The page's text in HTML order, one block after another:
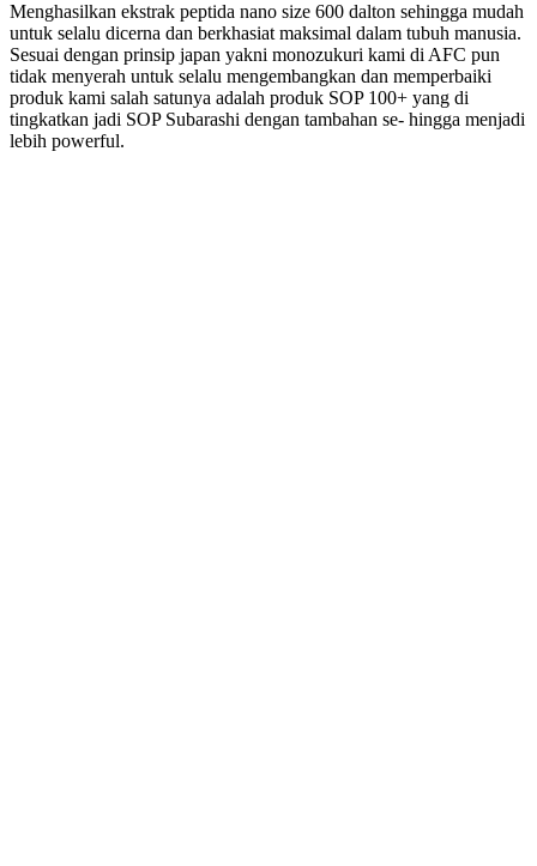
Menghasilkan ekstrak peptida nano size 600 dalton sehingga mudah
untuk selalu dicerna dan berkhasiat maksimal dalam tubuh manusia.
Sesuai dengan prinsip japan yakni monozukuri kami di AFC pun
tidak menyerah untuk selalu mengembangkan dan memperbaiki
produk kami salah satunya adalah produk SOP 100+ yang di
tingkatkan jadi SOP Subarashi dengan tambahan se- hingga menjadi
lebih powerful.